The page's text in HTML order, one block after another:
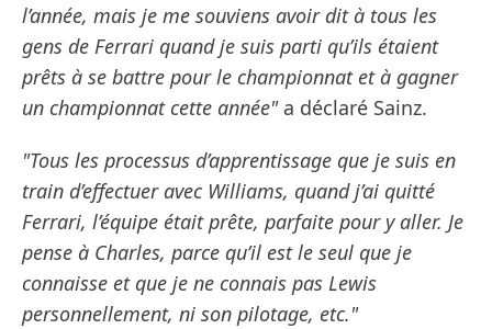
l’année, mais je me souviens avoir dit à tous les
gens de Ferrari quand je suis parti qu’ils étaient
prêts à se battre pour le championnat et à gagner
un championnat cette année" a déclaré Sainz.
"Tous les processus d’apprentissage que je suis en
train d’effectuer avec Williams, quand j’ai quitté
Ferrari, l’équipe était prête, parfaite pour y aller. Je
pense à Charles, parce qu’il est le seul que je
connaisse et que je ne connais pas Lewis
personnellement, ni son pilotage, etc."